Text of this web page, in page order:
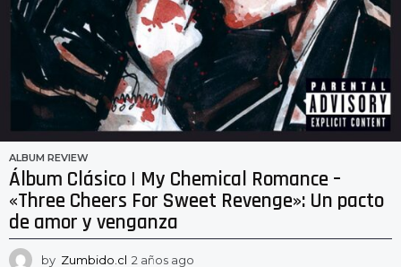
ALBUM REVIEW
Álbum Clásico | My Chemical Romance –
«Three Cheers For Sweet Revenge»: Un pacto
de amor y venganza
by Zumbido.cl 2 años ago